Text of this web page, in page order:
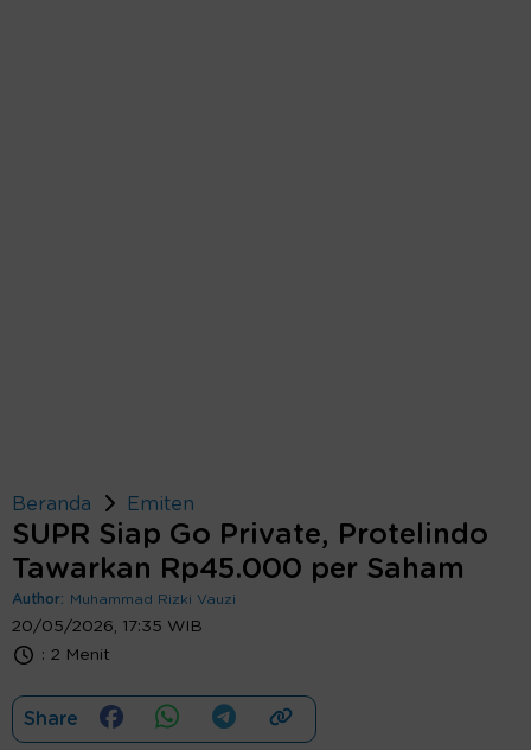
Beranda Emiten
SUPR Siap Go Private, Protelindo
Tawarkan Rp45.000 per Saham
Author: Muhammad Rizki Vauzi
20/05/2026, 17:35 WIB
: 2 Menit
Share